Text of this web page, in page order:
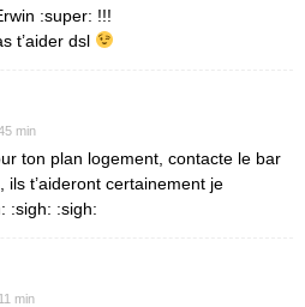
:super: !!!
t’aider dsl
min
ton plan logement, contacte le bar
ils t’aideront certainement je
:sigh: :sigh:
min